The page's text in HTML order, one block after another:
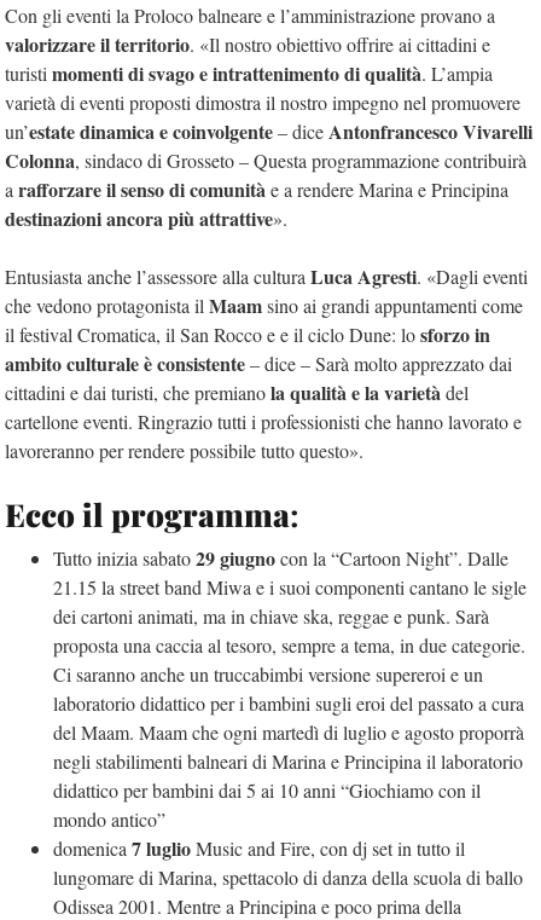
Con gli eventi la Proloco balneare e l’amministrazione provano a
valorizzareil territorio. «Il nostro obiettivo offrire ai cittadini e
turisti momenti di svago e intrattenimento di qualità. L’ampia
varietà di eventi proposti dimostra il nostro impegno nel promuovere
un’estate dinamica e coinvolgente– diceAntonfrancesco Vivarelli
Colonna, sindaco di Grosseto – Questa programmazione contribuirà
a rafforzare il senso di comunitàe a rendere Marina e Principina
destinazioni ancora più attrattive».
Entusiasta anche l’assessore alla cultura Luca Agresti. «Dagli eventi
che vedono protagonista il Maamsino ai grandi appuntamenti come
il festival Cromatica, il San Rocco e e il ciclo Dune: losforzo in
ambito culturale è consistente– dice – Sarà molto apprezzato dai
cittadini e dai turisti, che premianola qualità e la varietàdel
cartellone eventi. Ringrazio tutti i professionisti che hanno lavorato e
lavoreranno per rendere possibile tutto questo».
Ecco il programma:
Tutto inizia sabato29 giugnocon la “Cartoon Night”. Dalle
21.15 la street band Miwa e i suoi componenti cantano le sigle
dei cartoni animati, ma in chiave ska, reggae e punk. Sarà
proposta una caccia al tesoro, sempre a tema, in due categorie.
Ci saranno anche un truccabimbi versione supereroi e un
laboratorio didattico per i bambini sugli eroi del passato a cura
del Maam. Maam che ogni martedì di luglio e agosto proporrà
negli stabilimenti balneari di Marina e Principina il laboratorio
didattico per bambini dai 5 ai 10 anni “Giochiamo con il
mondo antico”
domenica 7 luglioMusic and Fire, con dj set in tutto il
lungomare di Marina, spettacolo di danza della scuola di ballo
Odissea 2001. Mentre a Principina e poco prima della